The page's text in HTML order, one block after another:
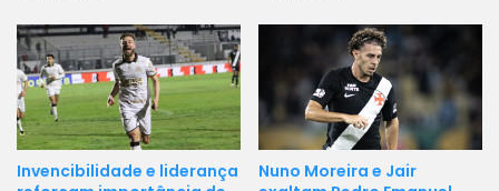
Invencibilidade e liderança
Nuno Moreira e Jair